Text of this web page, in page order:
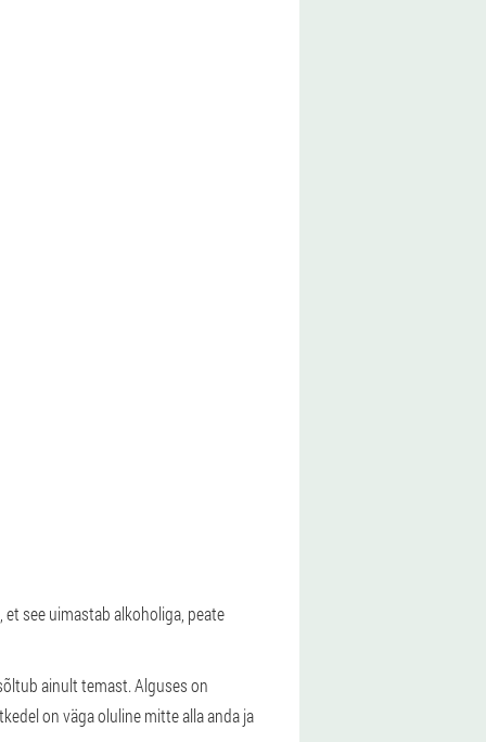
see uimastab alkoholiga, peate
ainult temast. Alguses on
on väga oluline mitte alla anda ja